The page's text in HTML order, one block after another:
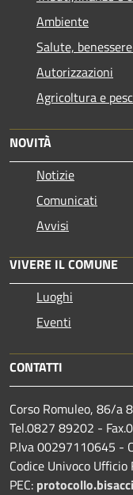
Ambiente
Salute,
Autorizzazioni
Agricoltura e
NOVITÀ
Notizie
Comunicati
Avvisi
VIVERE IL COMUNE
Luoghi
Eventi
CONTATTI
Corso Romuleo, 86/a
Tel.0827 89202 -
P.Iva 00297110645 -
Codice Univoco
PEC: